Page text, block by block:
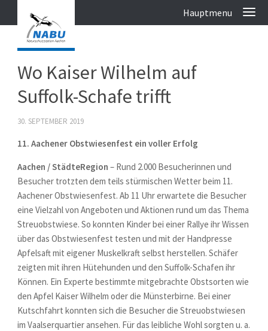
Wo Kaiser Wilhelm auf
Suffolk-Schafe trifft
30. SEPTEMBER 2019
11. Aachener Obstwiesenfest ein voller Erfolg
Aachen / StädteRegion – Rund 2.000 Besucherinnen und
Besucher trotzten dem teils stürmischen Wetter beim 11.
Aachener Obstwiesenfest. Ab 11 Uhr erwartete die Besucher
eine Vielzahl von Angeboten und Aktionen rund um das Thema
Streuobstwiese. So konnten Kinder bei einer Rallye ihr Wissen
über das Obstwiesenfest testen und mit der Handpresse
Apfelsaft mit eigener Muskelkraft selbst herstellen. Schäfer
zeigten mit ihren Hütehunden und den Suffolk-Schafen ihr
Können. Ein Experte bestimmte mitgebrachte Obstsorten wie
den Apfel Kaiser Wilhelm oder die Münsterbirne. Bei einer
Kutschfahrt konnten sich die Besucher die Streuobstwiesen
im Vaalserquartier ansehen. Für das leibliche Wohl sorgten u. a.